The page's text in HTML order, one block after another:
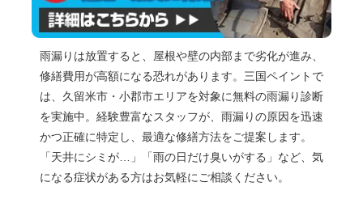
雨漏りは放置すると、屋根や壁の内部まで劣化が進み、
修繕費用が高額になる恐れがあります。三国ペイントで
は、久留米市・小郡市エリアを対象に無料の雨漏り診断
を実施中。経験豊富なスタッフが、雨漏りの原因を迅速
かつ正確に特定し、最適な修繕方法をご提案します。
「天井にシミが…」「雨の日だけ臭いがする」など、気
になる症状がある方はお気軽にご相談ください。